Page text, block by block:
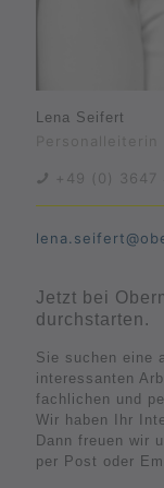
Lena Seifert
+49 (0) 3647
Jetzt bei
durchstarten.
Sie suchen eine
interessanten
fachlichen und
Wir haben Ihr
Dann freuen wir
per Post oder